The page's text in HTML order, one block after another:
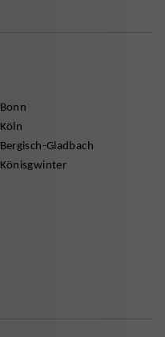
Bonn
Köln
Bergisch-Gladbach
Könisgwinter